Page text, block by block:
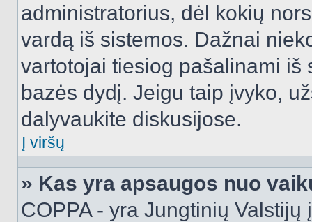
administratorius, dėl kokių
vardą iš sistemos. Dažnai
vartotojai tiesiog pašalinami iš
bazės dydį. Jeigu taip įvyko,
dalyvaukite diskusijose.
Į viršų
» Kas yra apsaugos nuo
COPPA - yra Jungtinių